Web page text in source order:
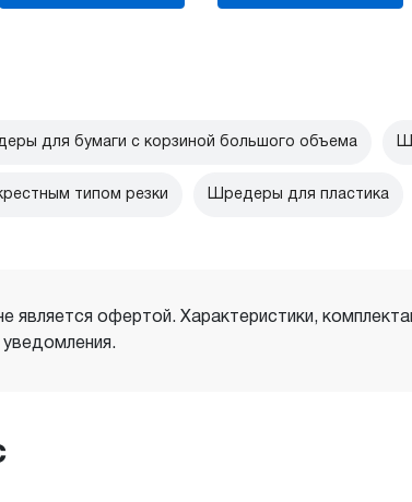
для бумаги с корзиной большого объема
типом резки Шредеры для пластика
является офертой. Характеристики,